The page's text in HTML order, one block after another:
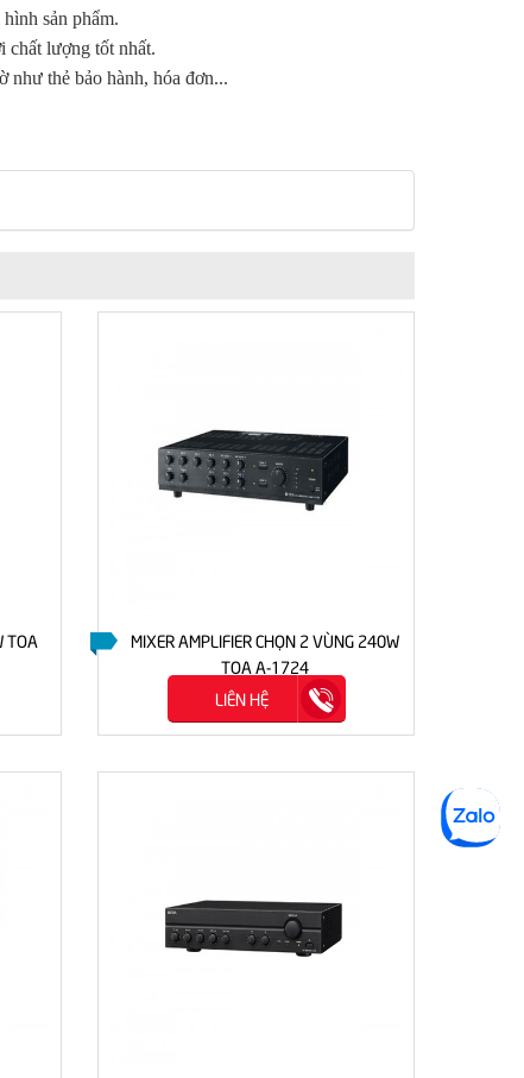
sản phẩm.
chất lượng tốt nhất.
như thẻ bảo hành, hóa đơn...
TOA
MIXER AMPLIFIER CHỌN 2 VÙNG 240W
TOA A-1724
LIÊN HỆ